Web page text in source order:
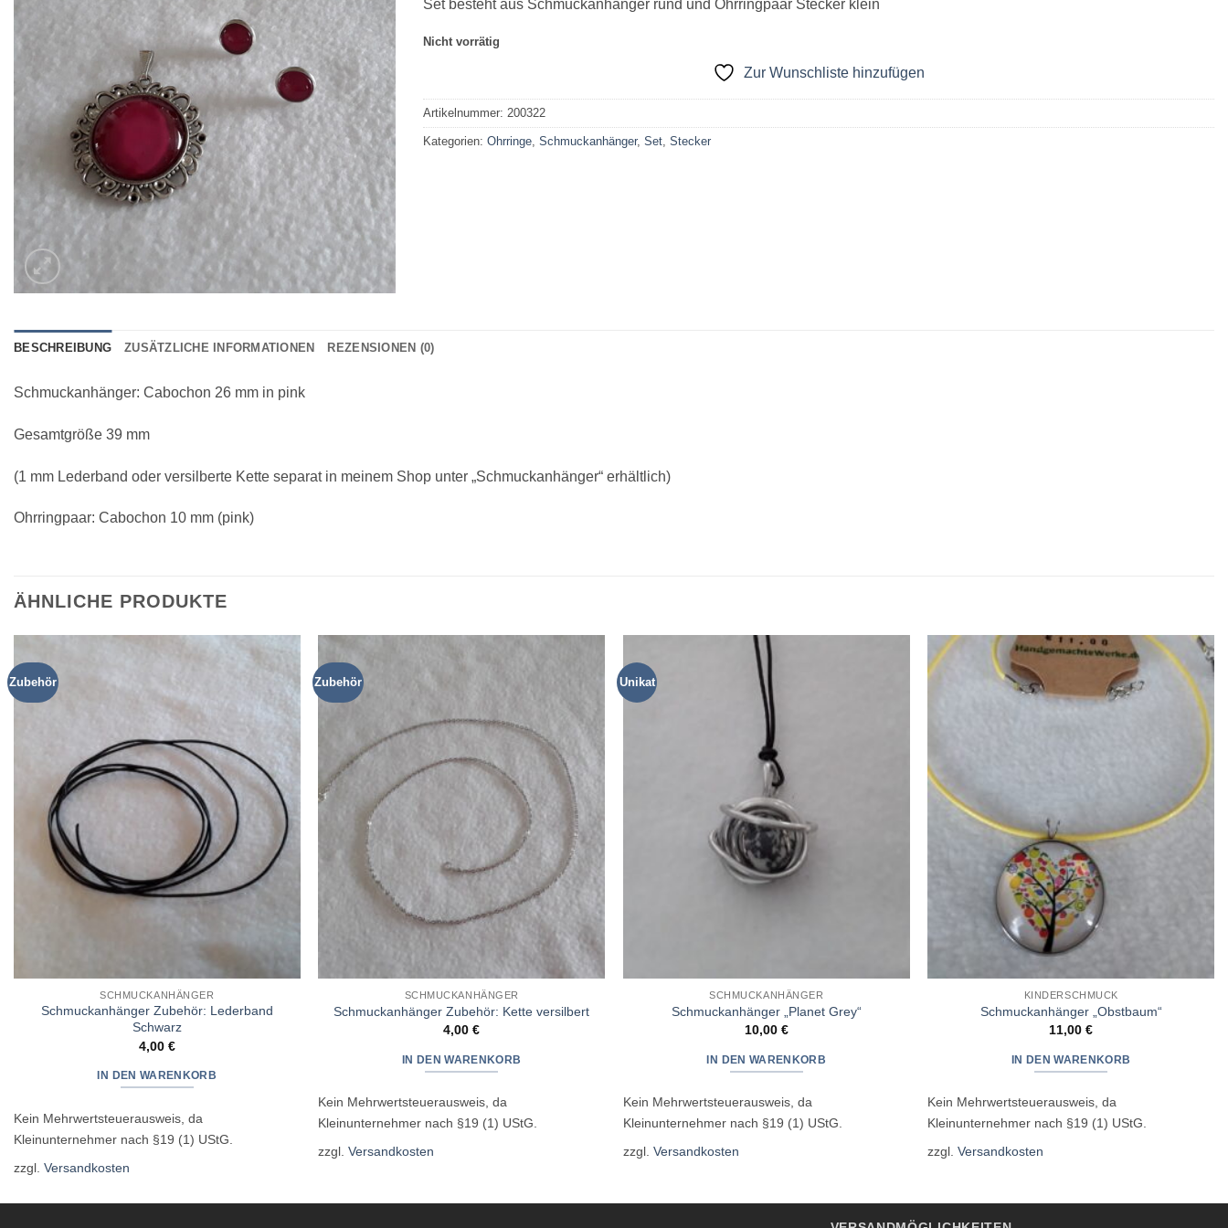
hinzufügen
12,50 €11,00 €.
Set besteht aus Schmuckanhänger rund und Ohrringpaar Stecker klein
Nicht vorrätig
Zur Wunschliste hinzufügen
Artikelnummer: 200322
Kategorien: Ohrringe Schmuckanhänger, Set Stecker
BESCHREIBUNG ZUSÄTZLICHE INFORMATIONEN REZENSIONEN (0)
Schmuckanhänger: Cabochon 26 mm in pink
Gesamtgröße 39 mm
(1 mm Lederband oder versilberte Kette separat in meinem Shop unter „Schmuckanhänger“ erhältlich)
Ohrringpaar: Cabochon 10 mm (pink)
ÄHNLICHE PRODUKTE
Zubehör
SCHMUCKANHÄNGER
Schmuckanhänger Zubehör: Lederband
Schwarz
4,00 €
IN DEN WARENKORB
Kein Mehrwertsteuerausweis, da
Kleinunternehmer nach §19 (1) UStG.
zzgl. Versandkosten
Zubehör
hinzufügen
SCHMUCKANHÄNGER
Schmuckanhänger Zubehör: Kette versilbert
4,00€
IN DEN WARENKORB
Kein Mehrwertsteuerausweis, da
Kleinunternehmer nach §19 (1) UStG.
zzgl.Versandkosten
Unikat
SCHMUCKANHÄNGER
Schmuckanhänger „Planet Grey“
10,00 €
IN DEN WARENKORB
Kein Mehrwertsteuerausweis, da
Kleinunternehmer nach §19 (1) UStG.
zzgl. Versandkosten
Wunschliste
KINDERSCHMUCK
Schmuckanhänger „Obstbaum“
11,00€
IN DEN WARENKORB
Kein Mehrwertsteuerausweis, da
Kleinunternehmer nach §19 (1) UStG.
zzgl.Versandkosten